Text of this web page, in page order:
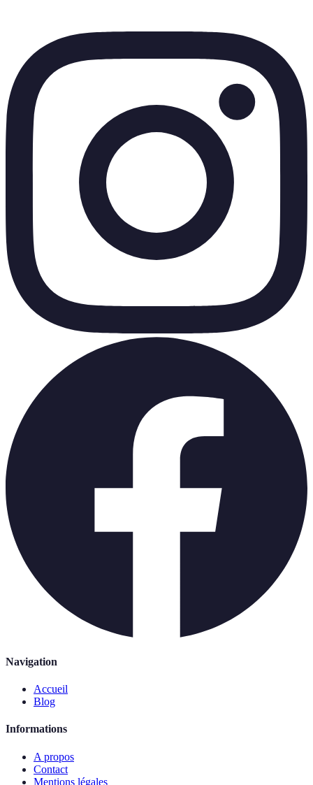
Navigation
Accueil
Blog
Informations
A propos
Contact
Mentions légales